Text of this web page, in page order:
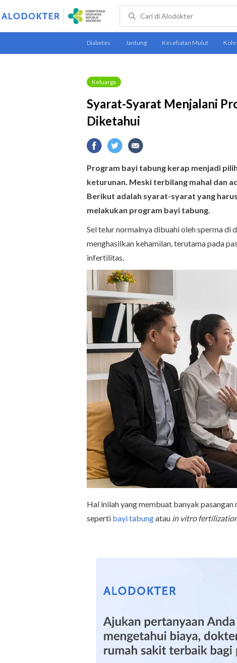
Keluarga
Syarat-Syarat Menjalani
Diketahui
Program bayi tabung kerap menjadi
keturunan. Meski terbilang mahal dan
Berikut adalah syarat-syarat yang
melakukan program bayi tabung.
Sel telur normalnya dibuahi oleh sperma di
menghasilkan kehamilan, terutama pada
infertilitas.
Hal inilah yang membuat banyak
seperti bayi tabungatau in vitro